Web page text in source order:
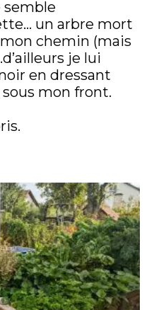
semble
un arbre mort
chemin (mais
je lui
en dressant
mon front.